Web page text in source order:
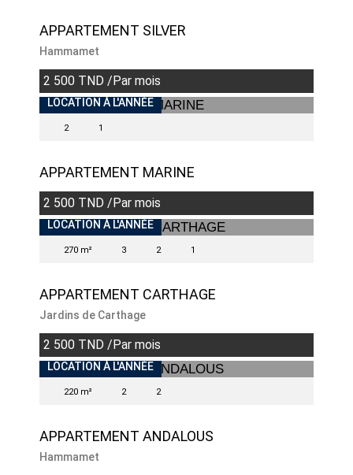
APPARTEMENT SILVER
Hammamet
2 500 TND /Par mois
LOCATION À L'ANNÉE
2 1
APPARTEMENT MARINE
2 500 TND /Par mois
INDISPONIBLE
LOCATION À L'ANNÉE
270 m² 3 2 1
APPARTEMENT CARTHAGE
Jardins de Carthage
2 500 TND /Par mois
INDISPONIBLE
LOCATION À L'ANNÉE
220 m² 2 2
APPARTEMENT ANDALOUS
Hammamet